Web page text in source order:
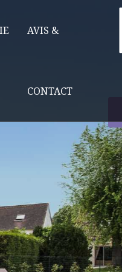
AVIS &
CONTACT